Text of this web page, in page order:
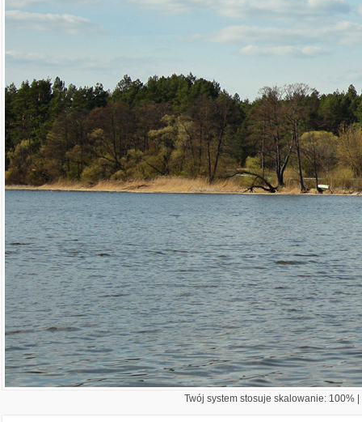
Twój system stosuje skalowanie: 100%